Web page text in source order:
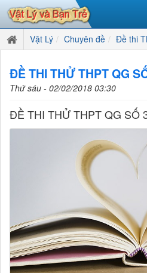
Vật Lý Chuyên đề Đề thi
ĐỀ THI THỬ THPT QG
Thứ sáu - 02/02/2018 03:30
ĐỀ THI THỬ THPT QG SỐ